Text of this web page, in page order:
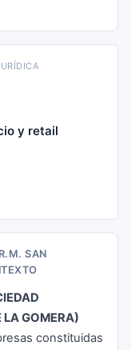
y retail
SAN
LA GOMERA)
constituidas